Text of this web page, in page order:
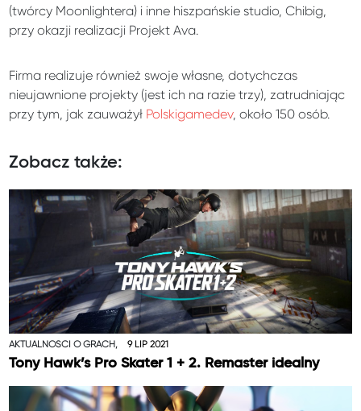
(twórcy Moonlightera) i inne hiszpańskie studio, Chibig,
przy okazji realizacji Projekt Ava.
Firma realizuje również swoje własne, dotychczas
nieujawnione projekty (jest ich na razie trzy), zatrudniając
przy tym, jak zauważył Polskigamedev, około 150 osób.
Zobacz także:
AKTUALNOŚCI O GRACH, 9 LIP 2021
Tony Hawk’s Pro Skater 1 + 2. Remaster idealny